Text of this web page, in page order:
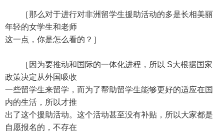
［那么对于进行对非洲留学生援助活动的多是长相美丽
年轻的女学生和老师
这一点，你是怎么看的？］
［因为要推动和国际的一体化进程，所以 S大根据国家
政策决定从外国吸收
一些留学生来留学，而为了帮助留学生能够更好的适应在国
内的生活，所以才推
出了这个援助活动。这个活动甚至没有补贴，所以大家都是
自愿报名的，不存在